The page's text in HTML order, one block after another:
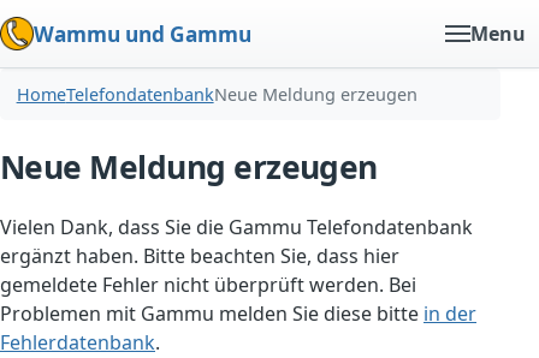
Wammu und Gammu Menu
HomeTelefondatenbankNeue Meldung erzeugen
Neue Meldung erzeugen
Vielen Dank, dass Sie die Gammu Telefondatenbank
ergänzt haben. Bitte beachten Sie, dass hier
gemeldete Fehler nicht überprüft werden. Bei
Problemen mit Gammu melden Sie diese bitte in der
Fehlerdatenbank.